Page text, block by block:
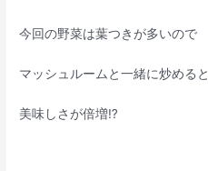
今回の野菜は葉つきが多いので
マッシュルームと一緒に炒めると
美味しさが倍増⁉